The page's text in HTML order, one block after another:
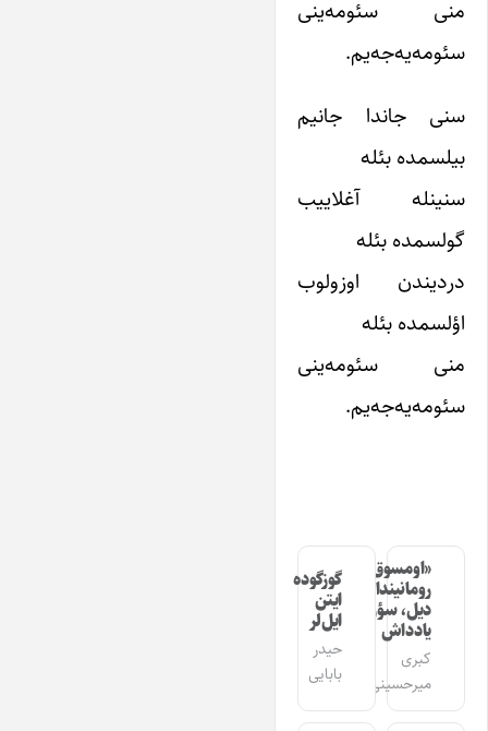
منی سئومه‌ینی
سئومه‌یه‌جه‌یم.
سنی جاندا جانیم
بیلسمده بئله
سنینله آغلاییب
گولسمده بئله
دردیندن اوزولوب
اؤلسمده بئله
منی سئومه‌ینی
سئومه‌یه‌جه‌یم.
«اومسوق»
رومانیندا
دیل، سؤز،
یادداش
کبری
میرحسینی
گوزگوده
ایتن
ایل‌لر
حیدر
بابایی